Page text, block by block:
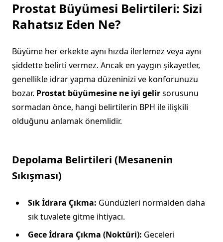
Prostat Büyümesi Belirtileri: Sizi
Rahatsız Eden Ne?
Büyüme her erkekte aynı hızda ilerlemez veya aynı
şiddette belirti vermez. Ancak en yaygın şikayetler,
genellikle idrar yapma düzeninizi ve konforunuzu
bozar. Prostat büyümesine ne iyi gelirsorusunu
sormadan önce, hangi belirtilerin BPH ile ilişkili
olduğunu anlamak önemlidir.
Depolama Belirtileri (Mesanenin
Sıkışması)
Sık İdrara Çıkma: Gündüzleri normalden daha
sık tuvalete gitme ihtiyacı.
Gece İdrara Çıkma (Noktüri): Geceleri